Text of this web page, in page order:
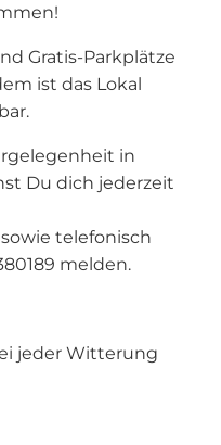
Gratis-Parkplätze
ist das Lokal
in
Du dich jederzeit
sowie telefonisch
melden.
jeder Witterung